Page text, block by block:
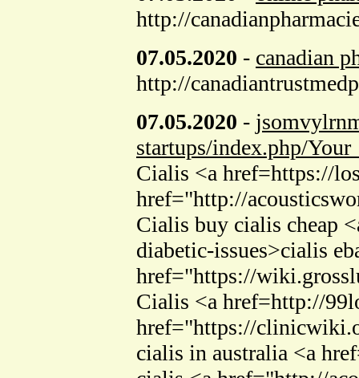
http://
07.05.2020 - canadian
http://
07.05.2020 -
startups/index.php/
Cialis <a href=https://
href="http://
Cialis buy cialis cheap
diabetic-issues>cialis
href="https://
Cialis <a href=http://
href="https://
cialis in australia <a